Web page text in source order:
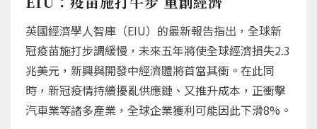
英國經濟學人智庫（EIU）的最新報告指出，全球新
冠疫苗施打步調緩慢，未來五年將使全球經濟損失2.3
兆美元，新興與開發中經濟體將首當其衝。在此同
時，新冠疫情持續擾亂供應鏈、又推升成本，正衝擊
汽車業等諸多產業，全球企業獲利可能因此下滑8%。